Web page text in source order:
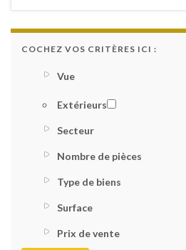
COCHEZ VOS CRITÈRES ICI :
Vue
Extérieurs
Secteur
Nombre de pièces
Type de biens
Surface
Prix de vente